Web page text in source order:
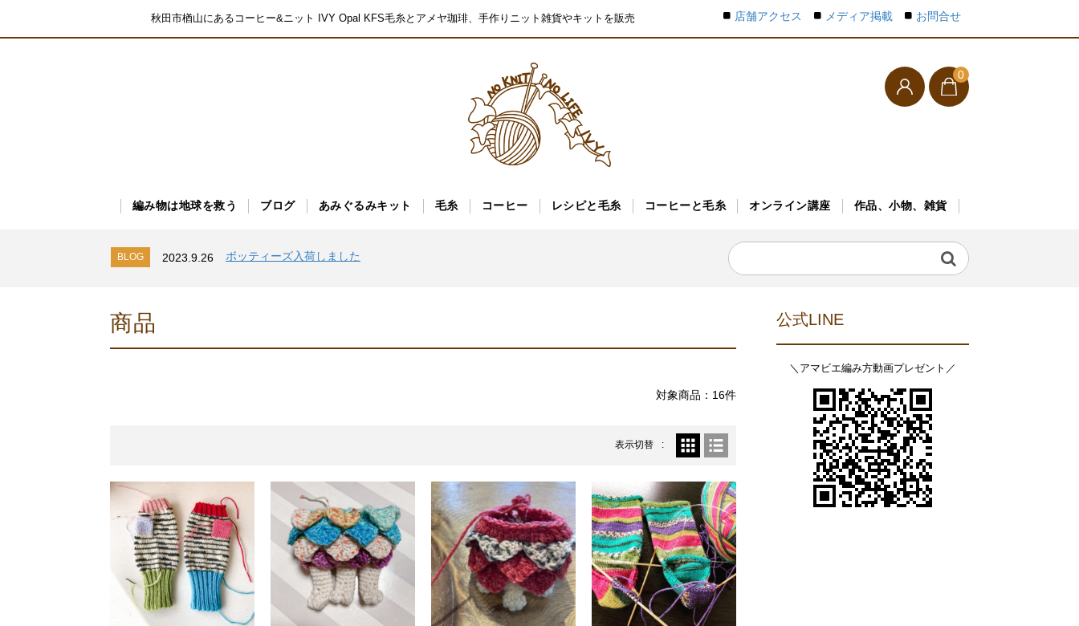
秋田市楢山にあるコーヒー&ニット IVY Opal KFS毛糸とアメヤ珈琲、手作りニット雑貨やキットを販売
0
編み物は地球を救う ブログ あみぐるみキット 毛糸 コーヒー レシピと毛糸 コーヒーと毛糸 オンライン講座 作品、小物、雑貨
店舗アクセス メディア掲載 お問合せ
BLOG 2023.9.26 シャーフパーテ１５シリーズ入荷しました
BLOG 2023.9.26 ボッティーズ入荷しました
BLOG
商品
対象商品：16件
表示切替
公式LINE
＼アマビエ編み方動画プレゼント／